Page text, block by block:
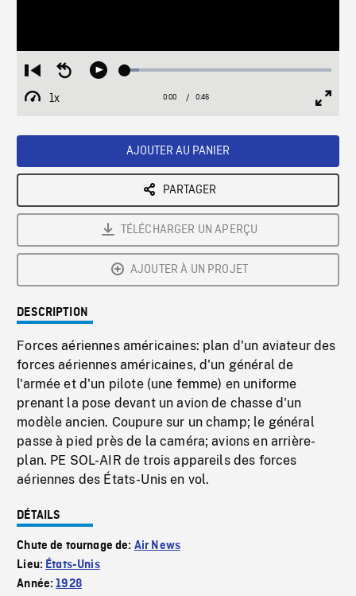
Restart
from
beginning
Seek
Play Loaded:
1x
Playback
Current
0:00 / Duration
0:46
AJOUTER AU PANIER
PARTAGER
TÉLÉCHARGER UN APERÇU
AJOUTER À UN PROJET
DESCRIPTION
Forces aériennes américaines: plan d'un aviateur des
forces aériennes américaines, d'un général de
l'armée et d'un pilote (une femme) en uniforme
prenant la pose devant un avion de chasse d'un
modèle ancien. Coupure sur un champ; le général
passe à pied près de la caméra; avions en arrière-
plan. PE SOL-AIR de trois appareils des forces
aériennes des États-Unis en vol.
DÉTAILS
Chute de tournage de: Air News
Lieu: États-Unis
Année:1928